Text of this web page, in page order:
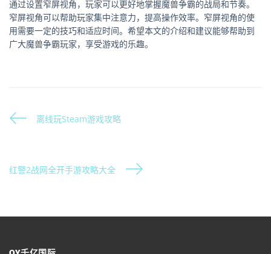
通过设置窄屏视角，玩家可以更好地掌握魔兽争霸的战局和节奏。
窄屏视角可以帮助玩家集中注意力，提高操作效率。窄屏视角的使
用需要一定的技巧和适应时间。希望本文的介绍和建议能够帮助到
广大魔兽争霸玩家，享受游戏的乐趣。
离线玩Steam游戏攻略
红警2战网全开手游攻略大全